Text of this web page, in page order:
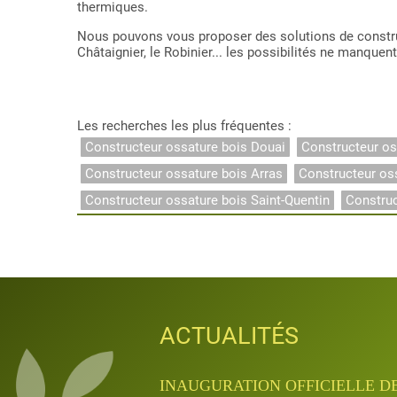
thermiques.
Nous pouvons vous proposer des solutions de
Châtaignier, le Robinier... les possibilités ne
Les recherches les plus fréquentes :
Constructeur ossature bois Douai
Constructeur
Constructeur ossature bois Arras
Constructeur
Constructeur ossature bois Saint-Quentin
ACTUALITÉS
INAUGURATION QUANTA
ACTUALITÉS
INAUGURATION OFFICIELLE
ACTUALITÉS
JOURNÉES PORTES OUVERTES
ACTUALITÉS
APPRENTISSAGE &
ACTUALITÉS
APPRENTISSAGE &